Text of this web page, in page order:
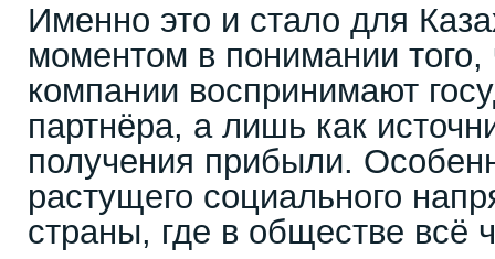
Именно это и стало для
моментом в понимании того,
компании воспринимают
партнёра, а лишь как
получения прибыли.
растущего социального
страны, где в обществе всё